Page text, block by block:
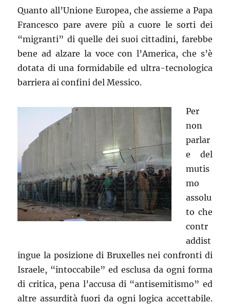
Quanto all’Unione Europea, che assieme a Papa
Francesco pare avere più a cuore le sorti dei
“migranti” di quelle dei suoi cittadini, farebbe
bene ad alzare la voce con l’America, che s’è
dotata di una formidabile ed ultra-tecnologica
barriera ai confini del Messico.
Per
non
parlar
e del
mutis
mo
assolu
to che
contr
addist
ingue la posizione di Bruxelles nei confronti di
Israele, “intoccabile” ed esclusa da ogni forma
di critica, pena l’accusa di “antisemitismo” ed
altre assurdità fuori da ogni logica accettabile.